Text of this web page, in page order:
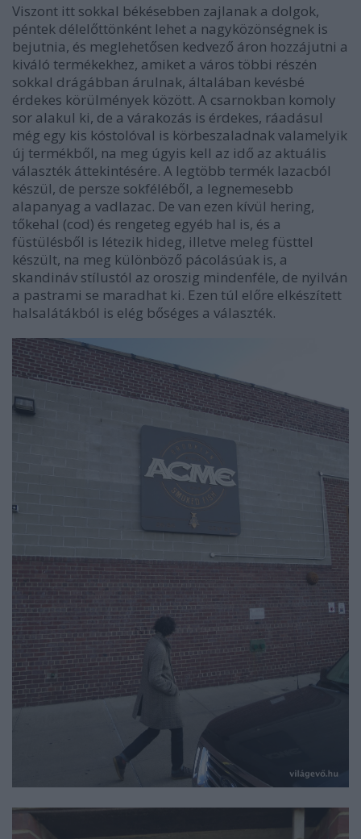
Viszont itt sokkal békésebben zajlanak a dolgok,
péntek délelőttönként lehet a nagyközönségnek is
bejutnia, és meglehetősen kedvező áron hozzájutni a
kiváló termékekhez, amiket a város többi részén
sokkal drágábban árulnak, általában kevésbé
érdekes körülmények között. A csarnokban komoly
sor alakul ki, de a várakozás is érdekes, ráadásul
még egy kis kóstolóval is körbeszaladnak valamelyik
új termékből, na meg úgyis kell az idő az aktuális
választék áttekintésére. A legtöbb termék lazacból
készül, de persze sokféléből, a legnemesebb
alapanyag a vadlazac. De van ezen kívül hering,
tőkehal (cod) és rengeteg egyéb hal is, és a
füstülésből is létezik hideg, illetve meleg füsttel
készült, na meg különböző pácolásúak is, a
skandináv stílustól az oroszig mindenféle, de nyilván
a pastrami se maradhat ki. Ezen túl előre elkészített
halsalátákból is elég bőséges a választék.